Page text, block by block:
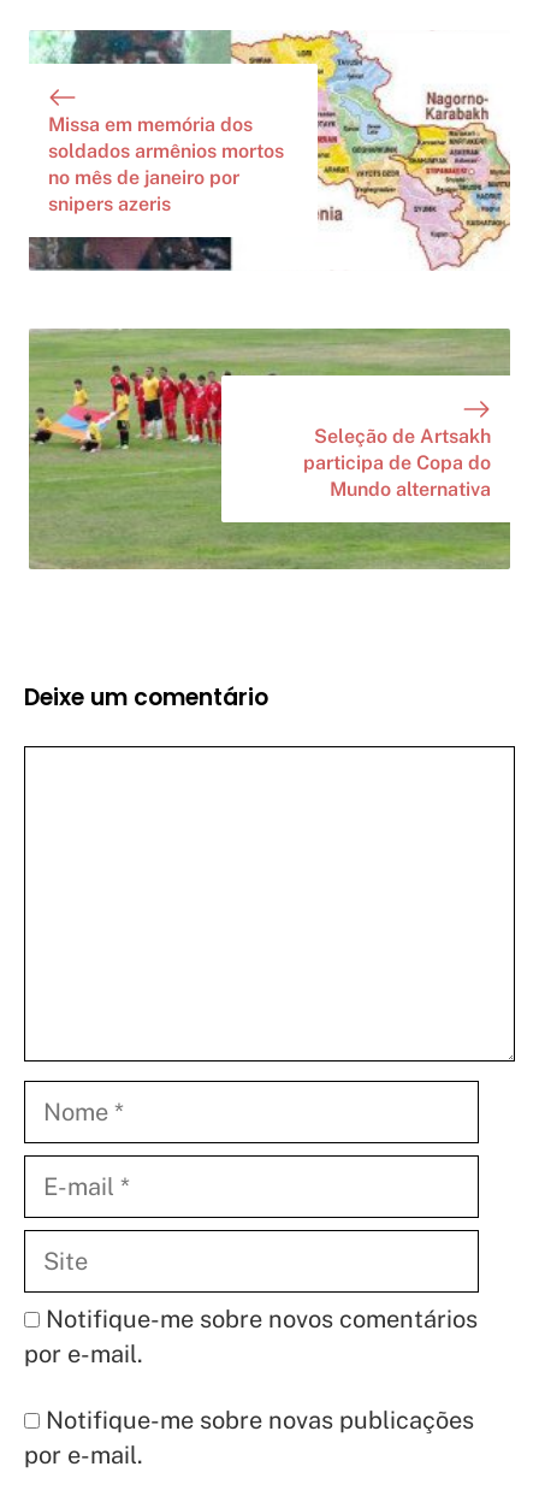
Missa em memória dos
soldados armênios mortos
no mês de janeiro por
snipers azeris
Seleção de Artsakh
participa de Copa do
Mundo alternativa
Deixe um comentário
mail
Notifique-me sobre novos comentários
por e-mail.
Notifique-me sobre novas publicações
por e-mail.